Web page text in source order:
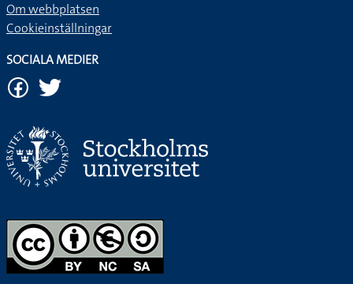
Om webbplatsen
Cookieinställningar
SOCIALA MEDIER